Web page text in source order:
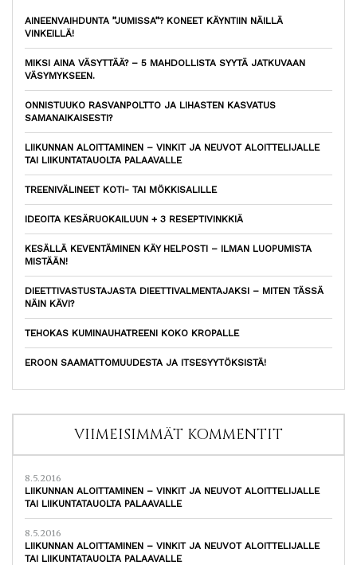
AINEENVAIHDUNTA ”JUMISSA”? KONEET KÄYNTIIN NÄILLÄ
VINKEILLÄ!
MIKSI AINA VÄSYTTÄÄ? – 5 MAHDOLLISTA SYYTÄ JATKUVAAN
VÄSYMYKSEEN.
ONNISTUUKO RASVANPOLTTO JA LIHASTEN KASVATUS
SAMANAIKAISESTI?
LIIKUNNAN ALOITTAMINEN – VINKIT JA NEUVOT ALOITTELIJALLE
TAI LIIKUNTATAUOLTA PALAAVALLE
TREENIVÄLINEET KOTI- TAI MÖKKISALILLE
IDEOITA KESÄRUOKAILUUN + 3 RESEPTIVINKKIÄ
KESÄLLÄ KEVENTÄMINEN KÄY HELPOSTI – ILMAN LUOPUMISTA
MISTÄÄN!
DIEETTIVASTUSTAJASTA DIEETTIVALMENTAJAKSI – MITEN TÄSSÄ
NÄIN KÄVI?
TEHOKAS KUMINAUHATREENI KOKO KROPALLE
EROON SAAMATTOMUUDESTA JA ITSESYYTÖKSISTÄ!
VIIMEISIMMÄT KOMMENTIT
8.5.2016
LIIKUNNAN ALOITTAMINEN – VINKIT JA NEUVOT ALOITTELIJALLE
TAI LIIKUNTATAUOLTA PALAAVALLE
8.5.2016
LIIKUNNAN ALOITTAMINEN – VINKIT JA NEUVOT ALOITTELIJALLE
TAI LIIKUNTATAUOLTA PALAAVALLE